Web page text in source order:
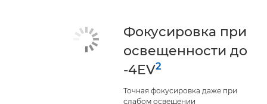
Фокусировка при
освещенности до
-4EV2
Точная фокусировка даже при
слабом освещении